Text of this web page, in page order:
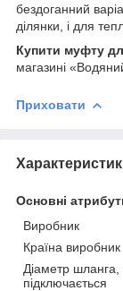
бездоганний
ділянки, і для
Купити муфту
магазині
Приховати
Основні
Виробник
Країна виробник
Діаметр
підключається